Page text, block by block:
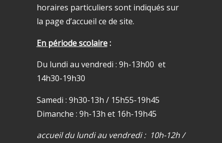
horaires particuliers sont indiqués sur
la page d’accueil ce de site.
En période scolaire:
Du lundi au vendredi : 9h-13h00 et
14h30-19h30
Samedi : 9h30-13h / 15h55-19h45
Dimanche : 9h-13h et 16h-19h45
accueil du lundi au vendredi : 10h-12h /